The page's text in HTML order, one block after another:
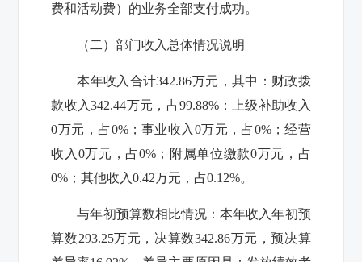
费和活动费）的业务全部支付成功。
（二）部门收入总体情况说明
本年收入合计342.86万元，其中：财政拨
款收入342.44万元，占99.88%；上级补助收入
0万元，占0%；事业收入 0万元，占0%；经营
收入 0万元，占0% ；附属单位缴款0万元，占
0% ；其他收入0.42万元，占0.12%。
与年初预算数相比情况：本年收入年初预
算数293.25万元，决算数342.86万元，预决算